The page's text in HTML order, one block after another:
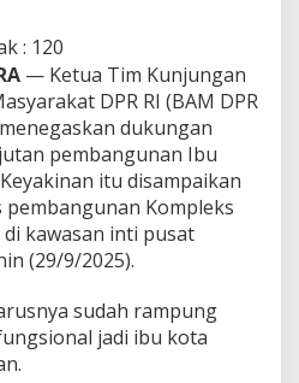
: 120
— Ketua Tim Kunjungan
DPR RI (BAM DPR
dukungan
pembangunan Ibu
itu disampaikan
Kompleks
kawasan inti pusat
(29/9/2025).
sudah rampung
jadi ibu kota